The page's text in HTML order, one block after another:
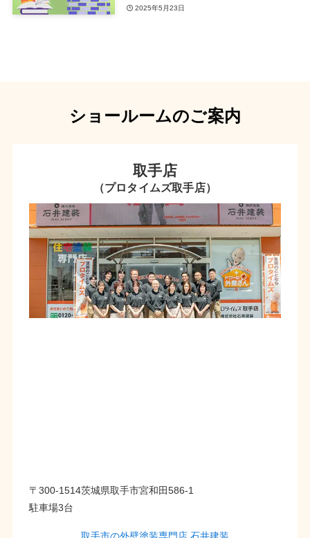
2025年5月23日
ショールームのご案内
取手店
（プロタイムズ取手店）
〒300-1514茨城県取手市宮和田586-1
駐車場3台
取手市の外壁塗装専門店 石井建装